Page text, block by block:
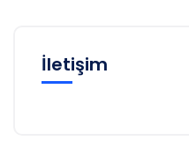
İletişim